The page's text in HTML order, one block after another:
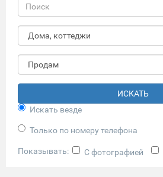
ИСКАТЬ
Искать везде
Только по номеру телефона
Показывать: С фотографией